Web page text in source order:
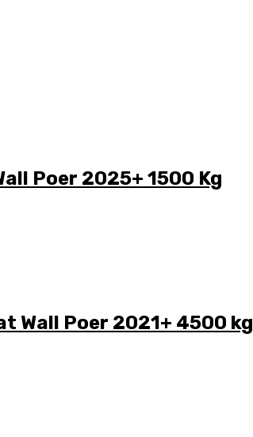
Poer 2025+ 1500 Kg
Wall Poer 2021+ 4500 kg